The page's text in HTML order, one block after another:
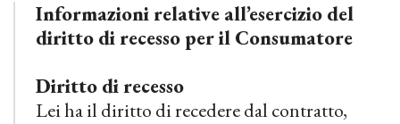
Informazioni relative all’esercizio del
diritto di recesso per il Consumatore
Diritto di recesso
Lei ha il diritto di recedere dal contratto,